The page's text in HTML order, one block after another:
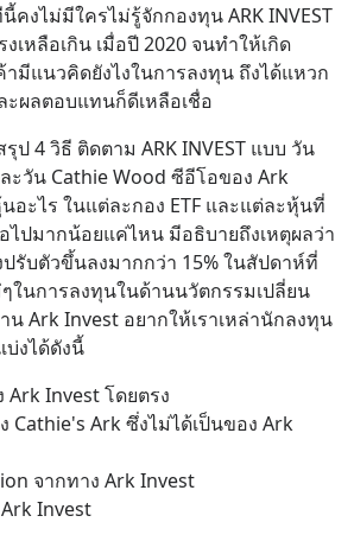
คงไม่มีใครไม่รู้จักกองทุน ARK INVEST
หลือเกิน เมื่อปี 2020 จนทำให้เกิด
มีแนวคิดยังไงในการลงทุน ถึงได้แหวก
ผลตอบแทนก็ดีเหลือเชื่อ
4 วิธี ติดตาม ARK INVEST แบบ วัน
วัน Cathie Wood ซีอีโอของ Ark
อะไร ในแต่ละกอง ETF และแต่ละหุ้นที่
ไปมากน้อยแค่ไหน มีอธิบายถึงเหตุผลว่า
รับตัวขึ้นลงมากกว่า 15% ในสัปดาห์ที่
ในการลงทุนในด้านนวัตกรรมเปลี่ยน
น Ark Invest อยากให้เราเหล่านักลงทุน
บ่งได้ดังนี้
Ark Invest โดยตรง
Cathie's Ark ซึ่งไม่ได้เป็นของ Ark
จากทาง Ark Invest
Invest